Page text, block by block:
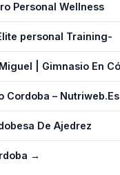
Personal Wellness
personal Training-
| Gimnasio En
Cordoba – Nutriweb.Es
De Ajedrez
→